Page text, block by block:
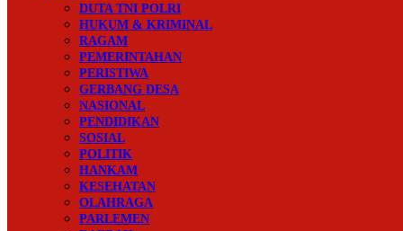
DUTA TNI POLRI
HUKUM & KRIMINAL
RAGAM
PEMERINTAHAN
PERISTIWA
GERBANG DESA
NASIONAL
PENDIDIKAN
SOSIAL
POLITIK
HANKAM
KESEHATAN
OLAHRAGA
PARLEMEN